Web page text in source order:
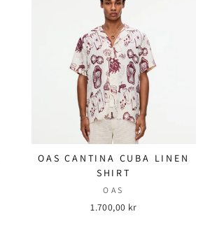
OAS CANTINA CUBA LINEN
SHIRT
OAS
1.700,00 kr